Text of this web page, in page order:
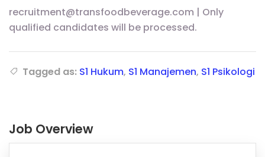
recruitment@transfoodbeverage.com | Only
qualified candidates will be processed.
Tagged as: S1 Hukum, S1 Manajemen, S1 Psikologi
Job Overview